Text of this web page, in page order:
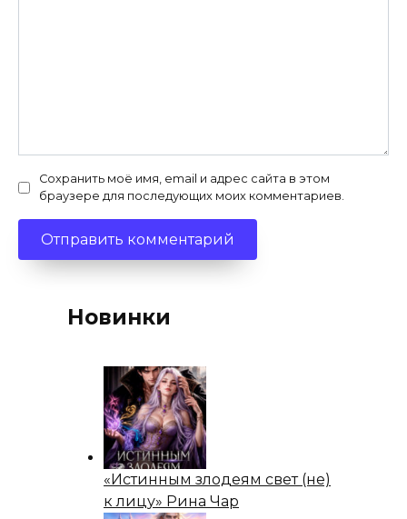
Сохранить моё имя, email и адрес сайта в этом
браузере для последующих моих комментариев.
Новинки
«Истинным злодеям свет (не)
к лицу» Рина Чар